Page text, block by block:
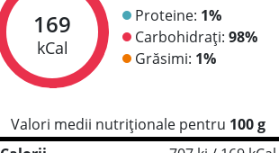
169
kCal
Proteine: 1%
Carbohidrați: 98%
Grăsimi: 1%
Valori medii nutriționale pentru 100 g